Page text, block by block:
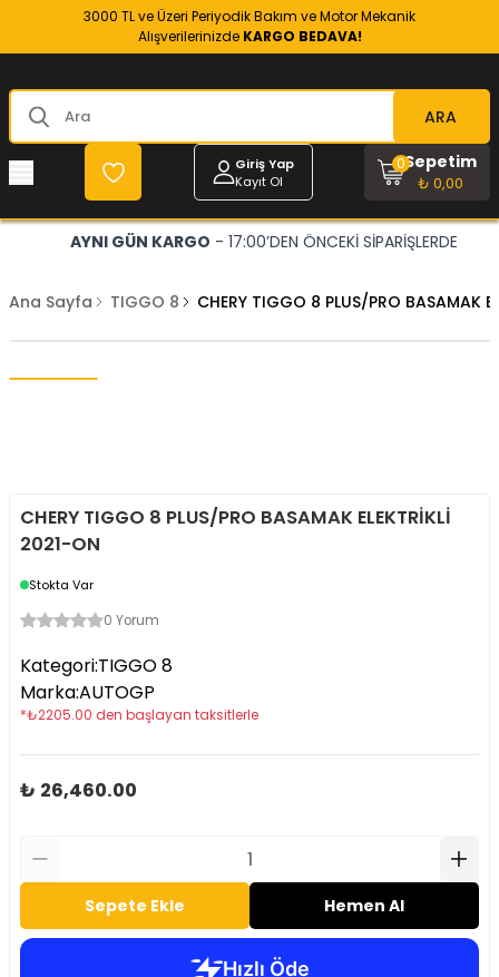
3000 TL ve Üzeri Periyodik Bakım ve Motor Mekanik
Alışverilerinizde KARGO BEDAVA!
ARA
Giriş Yap
Kayıt Ol
Sepetim
₺ 0,00
0
AYNI GÜN KARGO - 17:00’DEN ÖNCEKİ SİPARİŞLERDE
Ana Sayfa TIGGO 8 CHERY TIGGO 8 PLUS/PRO BASAMAK
CHERY TIGGO 8 PLUS/PRO BASAMAK ELEKTRİKLİ
2021-ON
Stokta Var
0 Yorum
Kategori:TIGGO 8
Marka:AUTOGP
*₺2205.00 den başlayan taksitlerle
₺ 26,460.00
Sepete Ekle Hemen Al